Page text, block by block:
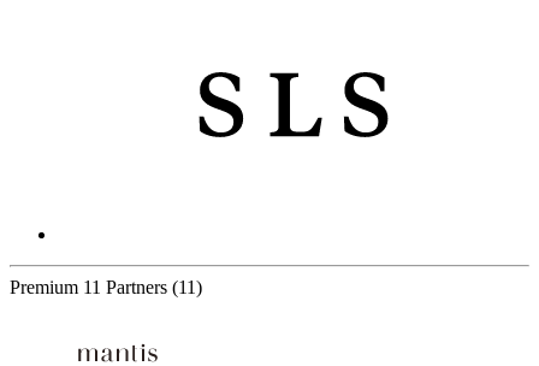
Premium 11 Partners (11)